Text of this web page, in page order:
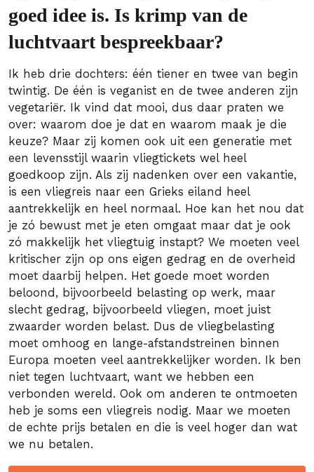
goed idee is. Is krimp van de
luchtvaart bespreekbaar?
Ik heb drie dochters: één tiener en twee van begin
twintig. De één is veganist en de twee anderen zijn
vegetariër. Ik vind dat mooi, dus daar praten we
over: waarom doe je dat en waarom maak je die
keuze? Maar zij komen ook uit een generatie met
een levensstijl waarin vliegtickets wel heel
goedkoop zijn. Als zij nadenken over een vakantie,
is een vliegreis naar een Grieks eiland heel
aantrekkelijk en heel normaal. Hoe kan het nou dat
je zó bewust met je eten omgaat maar dat je ook
zó makkelijk het vliegtuig instapt? We moeten veel
kritischer zijn op ons eigen gedrag en de overheid
moet daarbij helpen. Het goede moet worden
beloond, bijvoorbeeld belasting op werk, maar
slecht gedrag, bijvoorbeeld vliegen, moet juist
zwaarder worden belast. Dus de vliegbelasting
moet omhoog en lange-afstandstreinen binnen
Europa moeten veel aantrekkelijker worden. Ik ben
niet tegen luchtvaart, want we hebben een
verbonden wereld. Ook om anderen te ontmoeten
heb je soms een vliegreis nodig. Maar we moeten
de echte prijs betalen en die is veel hoger dan wat
we nu betalen.